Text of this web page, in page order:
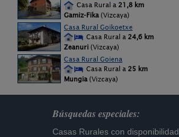
Casa Rural a 21,8 km
Gamiz-Fika (Vizcaya)
Casa Rural Goikoetxe
Casa Rural a 24,6 km
Zeanuri (Vizcaya)
Casa Rural Goiena
Casa Rural a 25 km
Mungia (Vizcaya)
Búsquedas especiales:
Casas Rurales con disponibilidad